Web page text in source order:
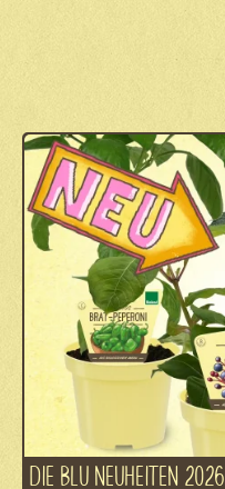
DIE BLU NEUHEITEN 2026